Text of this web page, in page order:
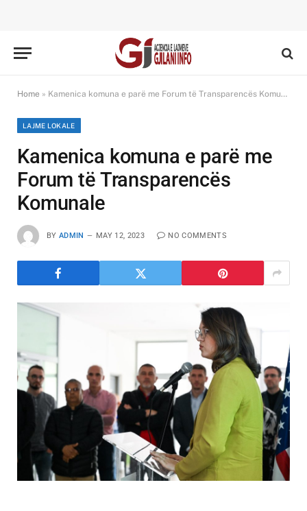
Home » Kamenica komuna e parë me Forum të Transparencës Komunale
LAJME LOKALE
Kamenica komuna e parë me
Forum të Transparencës
Komunale
BY ADMIN MAY 12, 2023 NO COMMENTS